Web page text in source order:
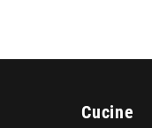
Cucine